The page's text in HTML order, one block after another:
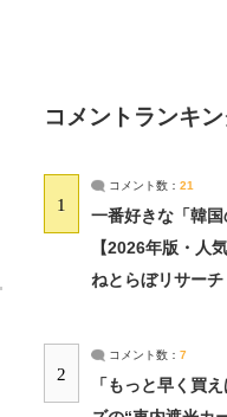
コメントランキ
1
コメント数： 21
一番好きな「韓
【2026年版・人
ねとらぼリサーチ
2
コメント数： 7
「もっと早く買